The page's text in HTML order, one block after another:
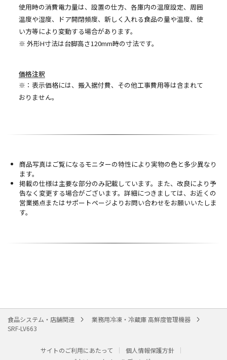
使用時の消費電力量は、設置の仕方、各庫内の温度設定、周囲
温度や湿度、ドア開閉頻度、新しく入れる食品の量や温度、使
い方等により変動する場合があります。
※ 外形H寸法は台脚高さ120mm時の寸法です。
価格注釈
※：表示価格には、搬入据付費、その他工事費用等は含まれて
おりません。
商品写真はご覧になるモニターの特性により実物の色と多少異なり
ます。
掲載の仕様は主要な部分のみ記載しています。また、改良により予
告なく変更する場合がございます。詳細につきましては、お近くの
営業拠点またはサポートページよりお問い合わせをお願いいたしま
す。
食品システム・店舗関連
業務用冷凍・冷蔵庫 高鮮度管理機器
SRF-LV663
サイトのご利用にあたって
個人情報保護方針